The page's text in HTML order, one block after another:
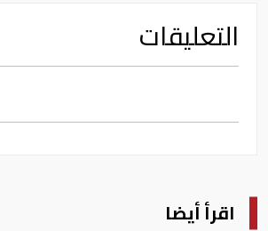
التعليقات
اقرأ أيضا